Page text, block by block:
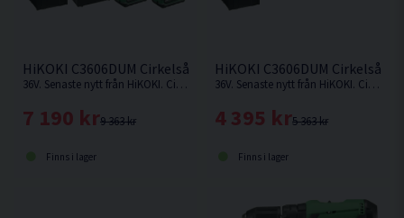
HiKOKI C3606DUM Cirkelsåg 165mm 36V (2x2,5Ah)
36V. Senaste nytt från HiKOKI. Cirkelsåg som kan fästas på skena.
9 363 kr
7 190 kr
Finns i lager
HiKOKI C3606DUM Cirkelsåg
36V. Senaste nytt från HiKOKI. Cirkelsåg som kan fästas på skena. Levereras utan batteri och laddare.
5 363 kr
4 395 kr
Finns i lager